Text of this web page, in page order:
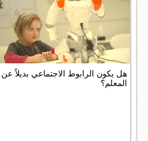
هل يكون الرابوط الاجتماعي بديلاً عن
المعلم؟